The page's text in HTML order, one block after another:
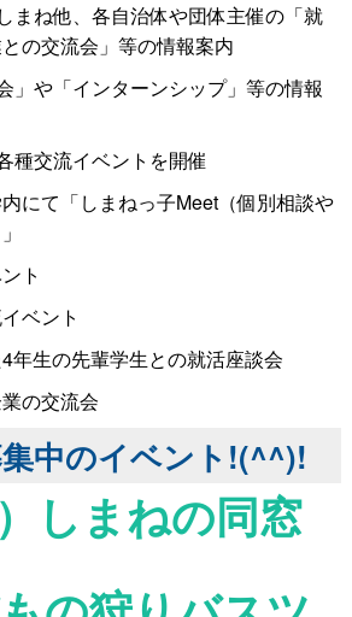
まね他、各自治体や団体主催の「就
の交流会」等の情報案内
」や「インターンシップ」等の情報
種交流イベントを開催
にて「しまねっ子Meet（個別相談や
ト
ベント
年生の先輩学生との就活座談会
の交流会
中のイベント!(^^)!
しまねの同窓